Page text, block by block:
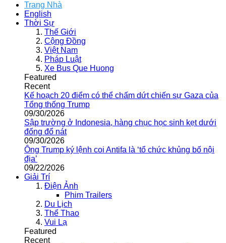
Trang Nhà
English
Thời Sự
Thế Giới
Cộng Đồng
Việt Nam
Pháp Luật
Xe Bus Que Huong
Featured
Recent
Kế hoạch 20 điểm có thể chấm dứt chiến sự Gaza của
Tổng thống Trump
09/30/2026
Sập trường ở Indonesia, hàng chục học sinh kẹt dưới
đống đổ nát
09/30/2026
Ông Trump ký lệnh coi Antifa là ‘tổ chức khủng bố nội
địa’
09/22/2026
Giải Trí
Điện Ảnh
Phim Trailers
Du Lịch
Thể Thao
Vui Lạ
Featured
Recent